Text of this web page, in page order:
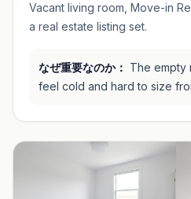
Vacant living room, Move-in
a real estate listing set.
なぜ重要なのか： The empty
feel cold and hard to size